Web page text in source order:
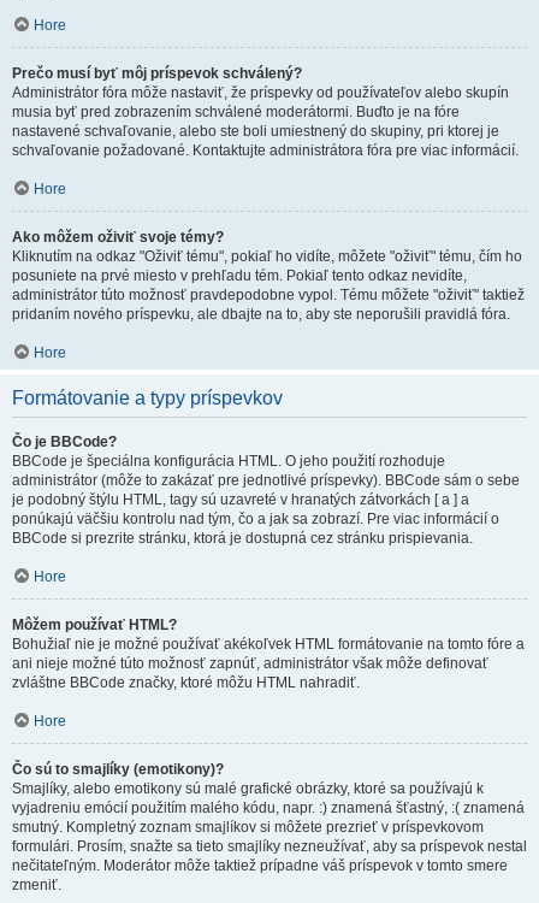
Hore
Prečo musí byť môj príspevok schválený?
Administrátor fóra môže nastaviť, že príspevky od používateľov alebo skupín
musia byť pred zobrazením schválené moderátormi. Buďto je na fóre
nastavené schvaľovanie, alebo ste boli umiestnený do skupiny, pri ktorej je
schvaľovanie požadované. Kontaktujte administrátora fóra pre viac informácií.
Hore
Ako môžem oživiť svoje témy?
Kliknutím na odkaz "Oživiť tému", pokiaľ ho vidíte, môžete "oživiť" tému, čím ho
posuniete na prvé miesto v prehľadu tém. Pokiaľ tento odkaz nevidíte,
administrátor túto možnosť pravdepodobne vypol. Tému môžete "oživiť" taktiež
pridaním nového príspevku, ale dbajte na to, aby ste neporušili pravidlá fóra.
Hore
Formátovanie a typy príspevkov
Čo je BBCode?
BBCode je špeciálna konfigurácia HTML. O jeho použití rozhoduje
administrátor (môže to zakázať pre jednotlivé príspevky). BBCode sám o sebe
je podobný štýlu HTML, tagy sú uzavreté v hranatých zátvorkách [ a ] a
ponúkajú väčšiu kontrolu nad tým, čo a jak sa zobrazí. Pre viac informácií o
BBCode si prezrite stránku, ktorá je dostupná cez stránku prispievania.
Hore
Môžem používať HTML?
Bohužiaľ nie je možné používať akékoľvek HTML formátovanie na tomto fóre a
ani nieje možné túto možnosť zapnúť, administrátor však môže definovať
zvláštne BBCode značky, ktoré môžu HTML nahradiť.
Hore
Čo sú to smajlíky (emotikony)?
Smajlíky, alebo emotikony sú malé grafické obrázky, ktoré sa používajú k
vyjadreniu emócií použitím malého kódu, napr. :) znamená šťastný, :( znamená
smutný. Kompletný zoznam smajlíkov si môžete prezrieť v príspevkovom
formulári. Prosím, snažte sa tieto smajlíky nezneužívať, aby sa príspevok nestal
nečitateľným. Moderátor môže taktiež prípadne váš príspevok v tomto smere
zmeniť.